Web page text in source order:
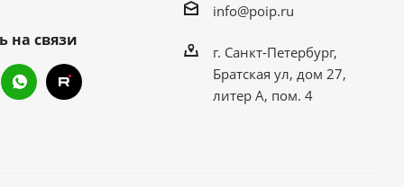
на связи
info@poip.ru
г. Санкт-Петербург,
Братская ул, дом 27,
литер А, пом. 4